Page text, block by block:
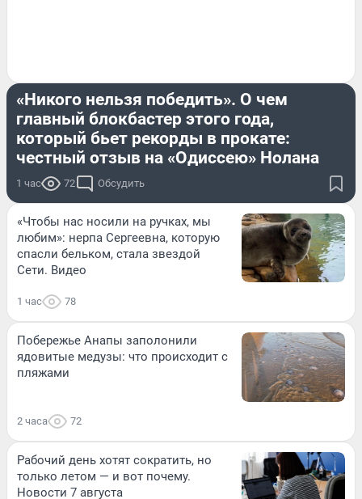
«Никого нельзя победить». О чем
главный блокбастер этого года,
который бьет рекорды в прокате:
честный отзыв на «Одиссею» Нолана
1 час 72 Обсудить
«Чтобы нас носили на ручках, мы
любим»: нерпа Сергеевна, которую
спасли бельком, стала звездой
Сети. Видео
1 час 78
Побережье Анапы заполонили
ядовитые медузы: что происходит с
пляжами
2 часа 72
Рабочий день хотят сократить, но
только летом — и вот почему.
Новости 7 августа